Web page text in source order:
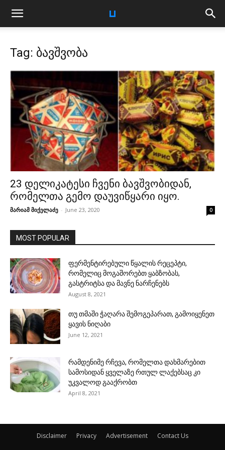
Tag: ბავშვობა
23 დელიკატესი ჩვენი ბავშვობიდან,
რომელთა გემო დაუვიწყარი იყო.
მარიამ მიქელაძე - June 23, 2020 0
MOST POPULAR
ფერმენტირებული წყალის რეცეპტი,
რომელიც მოგაშორებთ ყაბზობას,
გასტრიტსა და მავნე ნარჩენებს
August 8, 2021
თუ თმაში ჭაღარა შემოგეპარათ, გამოიყენეთ
ყავის ნიღაბი
June 12, 2021
რამდენიმე რჩევა, რომელთა დახმარებით
სამოსიდან ყველაზე რთულ ლაქებსაც კი
უკვალოდ გააქრობთ
April 8, 2021
Disclaimer Privacy Advertisement Contact Us